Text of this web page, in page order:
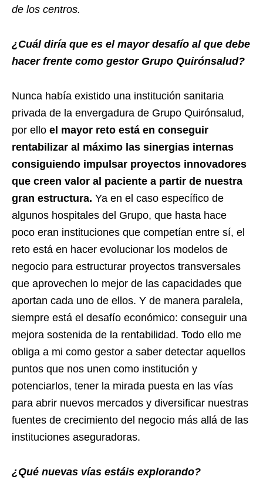
de los centros.
¿Cuál diría que es el mayor desafío al que debe
hacer frente como gestor Grupo Quirónsalud?
Nunca había existido una institución sanitaria
privada de la envergadura de Grupo Quirónsalud,
por ello el mayor reto está en conseguir
rentabilizar al máximo las sinergias internas
consiguiendo impulsar proyectos innovadores
que creen valor al paciente a partir de nuestra
gran estructura. Ya en el caso específico de
algunos hospitales del Grupo, que hasta hace
poco eran instituciones que competían entre sí, el
reto está en hacer evolucionar los modelos de
negocio para estructurar proyectos transversales
que aprovechen lo mejor de las capacidades que
aportan cada uno de ellos. Y de manera paralela,
siempre está el desafío económico: conseguir una
mejora sostenida de la rentabilidad. Todo ello me
obliga a mi como gestor a saber detectar aquellos
puntos que nos unen como institución y
potenciarlos, tener la mirada puesta en las vías
para abrir nuevos mercados y diversificar nuestras
fuentes de crecimiento del negocio más allá de las
instituciones aseguradoras.
¿Qué nuevas vías estáis explorando?